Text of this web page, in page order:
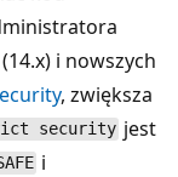
i nowszych
, zwiększa
security jest
i